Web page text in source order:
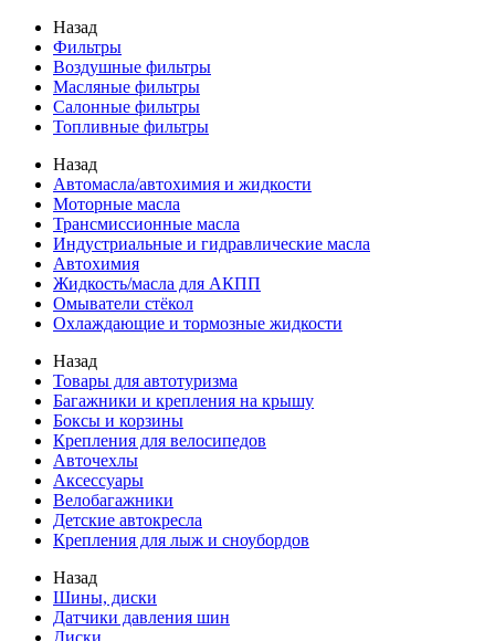
Назад
Фильтры
Воздушные фильтры
Масляные фильтры
Салонные фильтры
Топливные фильтры
Назад
Автомасла/автохимия и жидкости
Моторные масла
Трансмиссионные масла
Индустриальные и гидравлические масла
Автохимия
Жидкость/масла для АКПП
Омыватели стёкол
Охлаждающие и тормозные жидкости
Назад
Товары для автотуризма
Багажники и крепления на крышу
Боксы и корзины
Крепления для велосипедов
Авточехлы
Аксессуары
Велобагажники
Детские автокресла
Крепления для лыж и сноубордов
Назад
Шины, диски
Датчики давления шин
Диски